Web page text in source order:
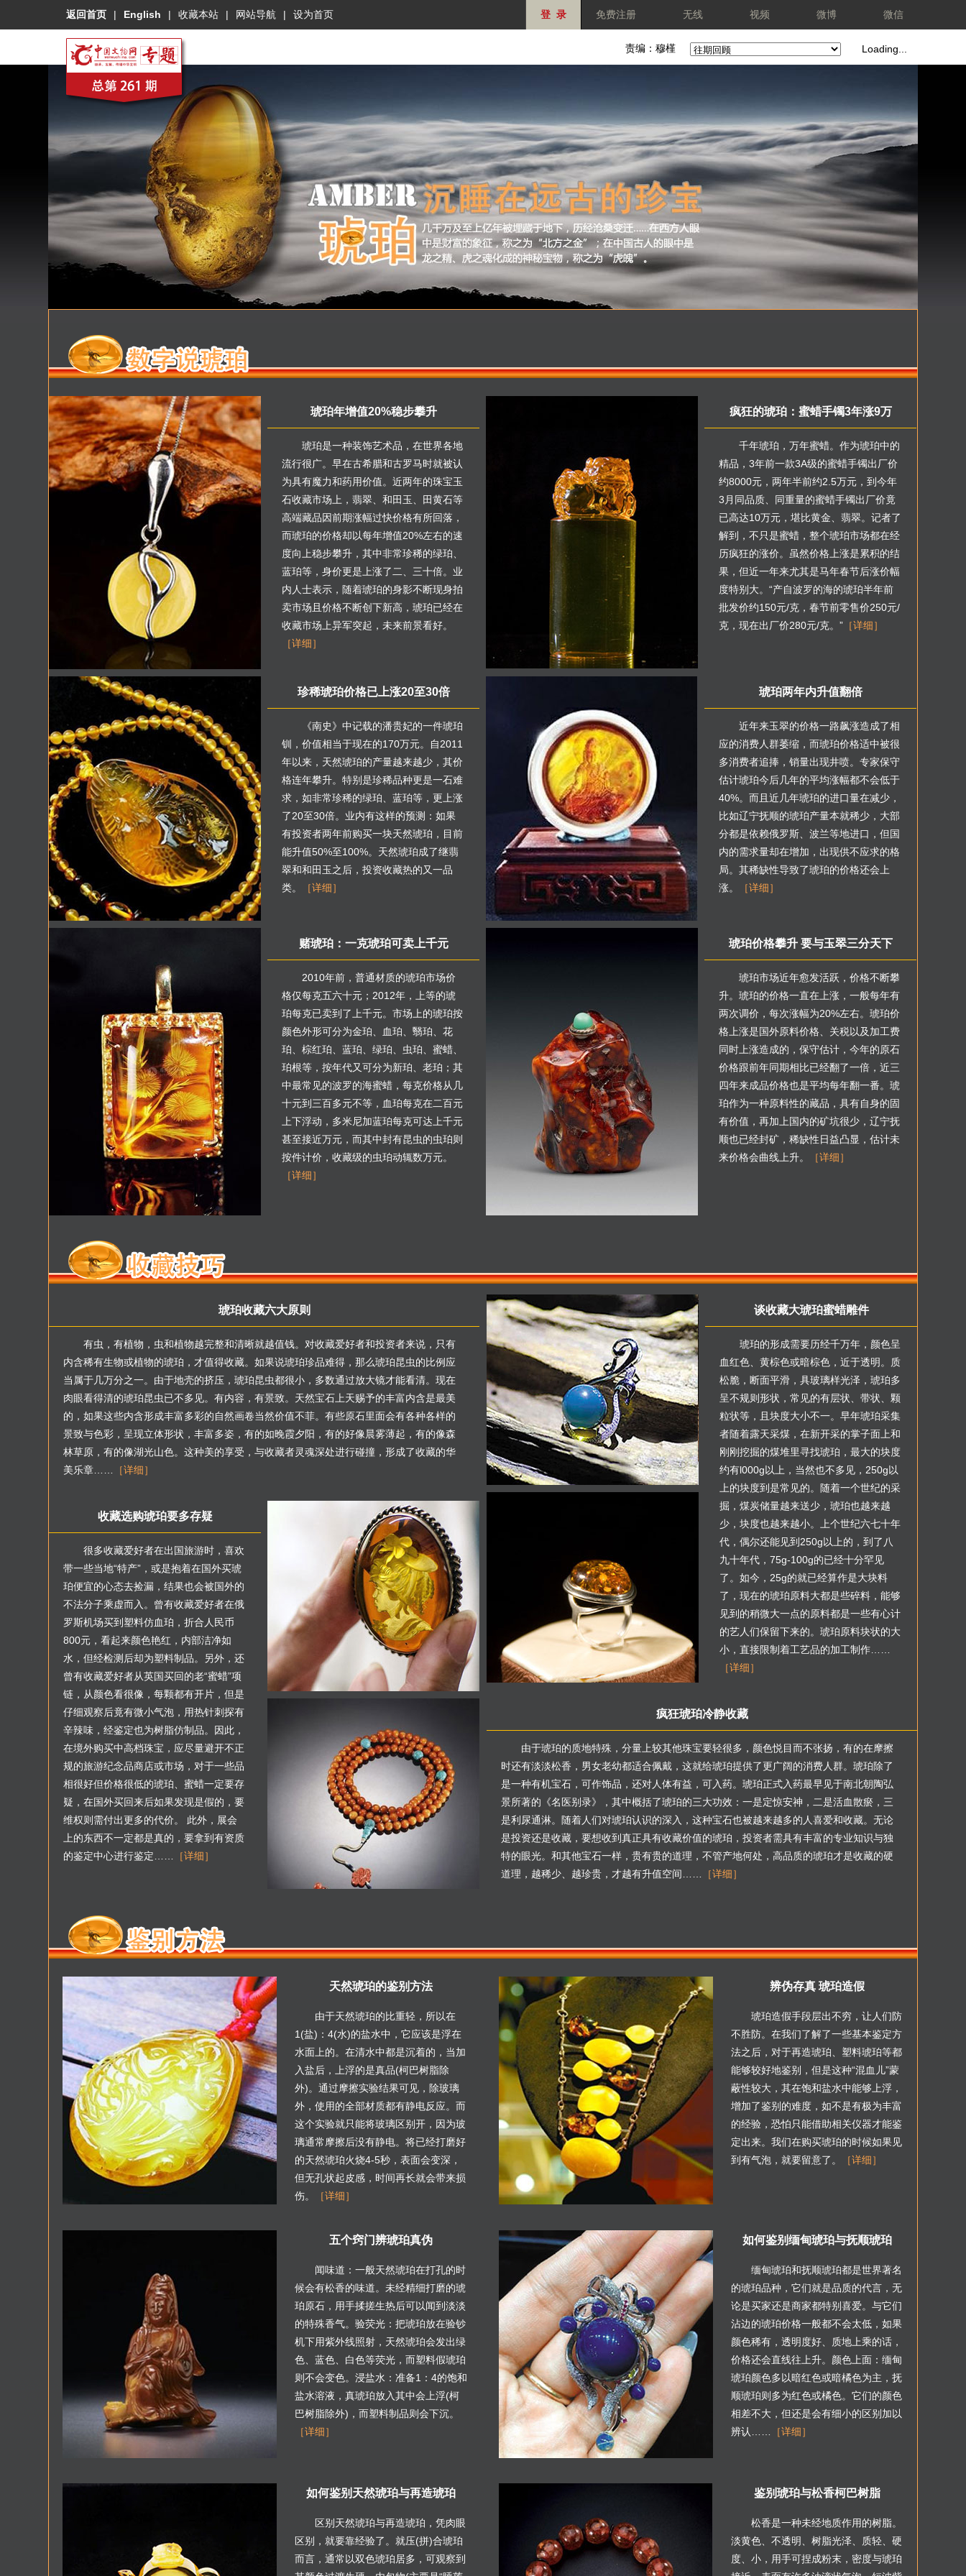
返回首页 | English | 收藏本站 | 网站导航 | 设为首页 登 录 免费注册 无线 视频 微博 微信
责编：穆槿 Loading...
琥珀年增值20%稳步攀升
琥珀是一种装饰艺术品，在世界各地
流行很广。早在古希腊和古罗马时就被认
为具有魔力和药用价值。近两年的珠宝玉
石收藏市场上，翡翠、和田玉、田黄石等
高端藏品因前期涨幅过快价格有所回落，
而琥珀的价格却以每年增值20%左右的速
度向上稳步攀升，其中非常珍稀的绿珀、
蓝珀等，身价更是上涨了二、三十倍。业
内人士表示，随着琥珀的身影不断现身拍
卖市场且价格不断创下新高，琥珀已经在
收藏市场上异军突起，未来前景看好。
［详细］
疯狂的琥珀：蜜蜡手镯3年涨9万
千年琥珀，万年蜜蜡。作为琥珀中的
精品，3年前一款3A级的蜜蜡手镯出厂价
约8000元，两年半前约2.5万元，到今年
3月同品质、同重量的蜜蜡手镯出厂价竟
已高达10万元，堪比黄金、翡翠。记者了
解到，不只是蜜蜡，整个琥珀市场都在经
历疯狂的涨价。虽然价格上涨是累积的结
果，但近一年来尤其是马年春节后涨价幅
度特别大。“产自波罗的海的琥珀半年前
批发价约150元/克，春节前零售价250元/
克，现在出厂价280元/克。” ［详细］
珍稀琥珀价格已上涨20至30倍
《南史》中记载的潘贵妃的一件琥珀
钏，价值相当于现在的170万元。自2011
年以来，天然琥珀的产量越来越少，其价
格连年攀升。特别是珍稀品种更是一石难
求，如非常珍稀的绿珀、蓝珀等，更上涨
了20至30倍。业内有这样的预测：如果
有投资者两年前购买一块天然琥珀，目前
能升值50%至100%。天然琥珀成了继翡
翠和和田玉之后，投资收藏热的又一品
类。
［详细］
琥珀两年内升值翻倍
近年来玉翠的价格一路飙涨造成了相
应的消费人群萎缩，而琥珀价格适中被很
多消费者追捧，销量出现井喷。专家保守
估计琥珀今后几年的平均涨幅都不会低于
40%。而且近几年琥珀的进口量在减少，
比如辽宁抚顺的琥珀产量本就稀少，大部
分都是依赖俄罗斯、波兰等地进口，但国
内的需求量却在增加，出现供不应求的格
局。其稀缺性导致了琥珀的价格还会上
涨。
［详细］
赌琥珀：一克琥珀可卖上千元
2010年前，普通材质的琥珀市场价
格仅每克五六十元；2012年，上等的琥
珀每克已卖到了上千元。市场上的琥珀按
颜色外形可分为金珀、血珀、翳珀、花
珀、棕红珀、蓝珀、绿珀、虫珀、蜜蜡、
珀根等，按年代又可分为新珀、老珀；其
中最常见的波罗的海蜜蜡，每克价格从几
十元到三百多元不等，血珀每克在二百元
上下浮动，多米尼加蓝珀每克可达上千元
甚至接近万元，而其中封有昆虫的虫珀则
按件计价，收藏级的虫珀动辄数万元。
［详细］
琥珀价格攀升 要与玉翠三分天下
琥珀市场近年愈发活跃，价格不断攀
升。琥珀的价格一直在上涨，一般每年有
两次调价，每次涨幅为20%左右。琥珀价
格上涨是国外原料价格、关税以及加工费
同时上涨造成的，保守估计，今年的原石
价格跟前年同期相比已经翻了一倍，近三
四年来成品价格也是平均每年翻一番。琥
珀作为一种原料性的藏品，具有自身的固
有价值，再加上国内的矿坑很少，辽宁抚
顺也已经封矿，稀缺性日益凸显，估计未
来价格会曲线上升。
［详细］
琥珀收藏六大原则
有虫，有植物，虫和植物越完整和清晰就越值钱。对收藏爱好者和投资者来说，只有
内含稀有生物或植物的琥珀，才值得收藏。如果说琥珀珍品难得，那么琥珀昆虫的比例应
当属于几万分之一。由于地壳的挤压，琥珀昆虫都很小，多数通过放大镜才能看清。现在
肉眼看得清的琥珀昆虫已不多见。有内容，有景致。天然宝石上天赐予的丰富内含是最美
的，如果这些内含形成丰富多彩的自然画卷当然价值不菲。有些原石里面会有各种各样的
景致与色彩，呈现立体形状，丰富多姿，有的如晚霞夕阳，有的好像晨雾薄起，有的像森
林草原，有的像湖光山色。这种美的享受，与收藏者灵魂深处进行碰撞，形成了收藏的华
美乐章……
［详细］
收藏选购琥珀要多存疑
很多收藏爱好者在出国旅游时，喜欢
带一些当地“特产”，或是抱着在国外买琥
珀便宜的心态去捡漏，结果也会被国外的
不法分子乘虚而入。曾有收藏爱好者在俄
罗斯机场买到塑料仿血珀，折合人民币
800元，看起来颜色艳红，内部洁净如
水，但经检测后却为塑料制品。另外，还
曾有收藏爱好者从英国买回的老“蜜蜡”项
链，从颜色看很像，每颗都有开片，但是
仔细观察后竟有微小气泡，用热针刺探有
辛辣味，经鉴定也为树脂仿制品。因此，
在境外购买中高档珠宝，应尽量避开不正
规的旅游纪念品商店或市场，对于一些品
相很好但价格很低的琥珀、蜜蜡一定要存
疑，在国外买回来后如果发现是假的，要
维权则需付出更多的代价。 此外，展会
上的东西不一定都是真的，要拿到有资质
的鉴定中心进行鉴定……
［详细］
谈收藏大琥珀蜜蜡雕件
琥珀的形成需要历经千万年，颜色呈
血红色、黄棕色或暗棕色，近于透明。质
松脆，断面平滑，具玻璃样光泽，琥珀多
呈不规则形状，常见的有层状、带状、颗
粒状等，且块度大小不一。早年琥珀采集
者随着露天采煤，在新开采的掌子面上和
刚刚挖掘的煤堆里寻找琥珀，最大的块度
约有l000g以上，当然也不多见，250g以
上的块度到是常见的。随着一个世纪的采
掘，煤炭储量越来送少，琥珀也越来越
少，块度也越来越小。上个世纪六七十年
代，偶尔还能见到250g以上的，到了八
九十年代，75g-100g的已经十分罕见
了。如今，25g的就已经算作是大块料
了，现在的琥珀原料大都是些碎料，能够
见到的稍微大一点的原料都是一些有心计
的艺人们保留下来的。琥珀原料块状的大
小，直接限制着工艺品的加工制作……
［详细］
疯狂琥珀冷静收藏
由于琥珀的质地特殊，分量上较其他珠宝要轻很多，颜色悦目而不张扬，有的在摩擦
时还有淡淡松香，男女老幼都适合佩戴，这就给琥珀提供了更广阔的消费人群。琥珀除了
是一种有机宝石，可作饰品，还对人体有益，可入药。琥珀正式入药最早见于南北朝陶弘
景所著的《名医别录》，其中概括了琥珀的三大功效：一是定惊安神，二是活血散瘀，三
是利尿通淋。随着人们对琥珀认识的深入，这种宝石也被越来越多的人喜爱和收藏。无论
是投资还是收藏，要想收到真正具有收藏价值的琥珀，投资者需具有丰富的专业知识与独
特的眼光。和其他宝石一样，贵有贵的道理，不管产地何处，高品质的琥珀才是收藏的硬
道理，越稀少、越珍贵，才越有升值空间……
［详细］
天然琥珀的鉴别方法
由于天然琥珀的比重轻，所以在
1(盐)：4(水)的盐水中，它应该是浮在
水面上的。在清水中都是沉着的，当加
入盐后，上浮的是真品(柯巴树脂除
外)。通过摩擦实验结果可见，除玻璃
外，使用的全部材质都有静电反应。而
这个实验就只能将玻璃区别开，因为玻
璃通常摩擦后没有静电。将已经打磨好
的天然琥珀火烧4-5秒，表面会变深，
但无孔状起皮感，时间再长就会带来损
伤。
［详细］
辨伪存真 琥珀造假
琥珀造假手段层出不穷，让人们防
不胜防。在我们了解了一些基本鉴定方
法之后，对于再造琥珀、塑料琥珀等都
能够较好地鉴别，但是这种“混血儿”蒙
蔽性较大，其在饱和盐水中能够上浮，
增加了鉴别的难度，如不是有极为丰富
的经验，恐怕只能借助相关仪器才能鉴
定出来。我们在购买琥珀的时候如果见
到有气泡，就要留意了。
［详细］
五个窍门辨琥珀真伪
闻味道：一般天然琥珀在打孔的时
候会有松香的味道。未经精细打磨的琥
珀原石，用手揉搓生热后可以闻到淡淡
的特殊香气。验荧光：把琥珀放在验钞
机下用紫外线照射，天然琥珀会发出绿
色、蓝色、白色等荧光，而塑料假琥珀
则不会变色。浸盐水：准备1：4的饱和
盐水溶液，真琥珀放入其中会上浮(柯
巴树脂除外)，而塑料制品则会下沉。
［详细］
如何鉴别缅甸琥珀与抚顺琥珀
缅甸琥珀和抚顺琥珀都是世界著名
的琥珀品种，它们就是品质的代言，无
论是买家还是商家都特别喜爱。与它们
沾边的琥珀价格一般都不会太低，如果
颜色稀有，透明度好、质地上乘的话，
价格还会直线往上升。颜色上面：缅甸
琥珀颜色多以暗红色或暗橘色为主，抚
顺琥珀则多为红色或橘色。它们的颜色
相差不大，但还是会有细小的区别加以
辨认……
［详细］
如何鉴别天然琥珀与再造琥珀
区别天然琥珀与再造琥珀，凭肉眼
区别，就要靠经验了。就压(拼)合琥珀
而言，通常以双色琥珀居多，可观察到
鉴别琥珀与松香柯巴树脂
松香是一种未经地质作用的树脂。
淡黄色、不透明、树脂光泽、质轻、硬
度、小，用手可捏成粉末，密度与琥珀